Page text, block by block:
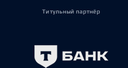
Титульный партнёр